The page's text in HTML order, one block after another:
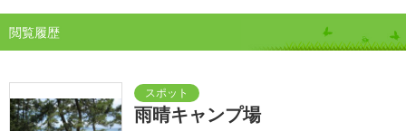
閲覧履歴
雨晴キャンプ場